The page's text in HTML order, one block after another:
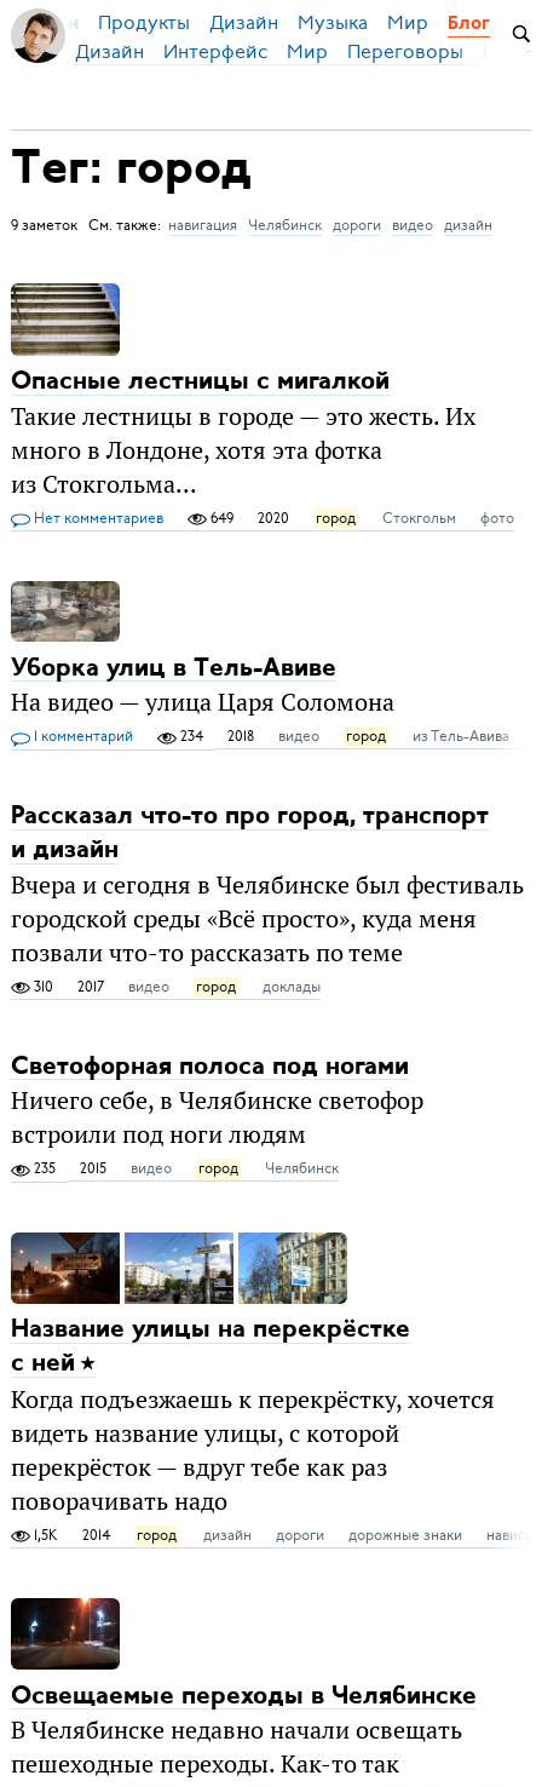
Бирман Продукты Дизайн Музыка Мир Блог
Дизайн Интерфейс Мир Переговоры
Тег: город
9 заметок См. также: навигация Челябинск дороги видео дизайн
Опасные лестницы с мигалкой
Такие лестницы в городе — это жесть. Их
много в Лондоне, хотя эта фотка
из Стокгольма...
Нет комментариев 649 2020 город Стокгольм фото
Уборка улиц в Тель-Авиве
На видео — улица Царя Соломона
1 комментарий 234 2018 видео город из Тель-Авива
Рассказал что-то про город, транспорт
и дизайн
Вчера и сегодня в Челябинске был фестиваль
городской среды «Всё просто», куда меня
позвали что-то рассказать по теме
310 2017 видео город доклады
Светофорная полоса под ногами
Ничего себе, в Челябинске светофор
встроили под ноги людям
235 2015 видео город Челябинск
Название улицы на перекрёстке
с ней
Когда подъезжаешь к перекрёстку, хочется
видеть название улицы, с которой
перекрёсток — вдруг тебе как раз
поворачивать надо
1,5K 2014 город дизайн дороги дорожные знаки
Освещаемые переходы в Челябинске
В Челябинске недавно начали освещать
пешеходные переходы. Как-то так